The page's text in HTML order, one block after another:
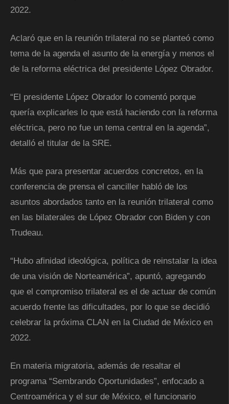
2022.
Aclaró que en la reunión trilateral no se planteó como
tema de la agenda el asunto de la energía y menos el
de la reforma eléctrica del presidente López Obrador.
“El presidente López Obrador lo comentó porque
quería explicarles lo que está haciendo con la reforma
eléctrica, pero no fue un tema central en la agenda”,
detalló el titular de la SRE.
Más que para presentar acuerdos concretos, en la
conferencia de prensa el canciller habló de los
asuntos abordados tanto en la reunión trilateral como
en las bilaterales de López Obrador con Biden y con
Trudeau.
“Hubo afinidad ideológica, política de reinstalar la idea
de una visión de Norteamérica”, apuntó, agregando
que el compromiso trilateral es el de actuar de común
acuerdo frente las dificultades, por lo que se decidió
celebrar la próxima CLAN en la Ciudad de México en
2022.
En materia migratoria, además de resaltar el
programa “Sembrando Oportunidades”, enfocado a
Centroamérica y el sur de México, el funcionario